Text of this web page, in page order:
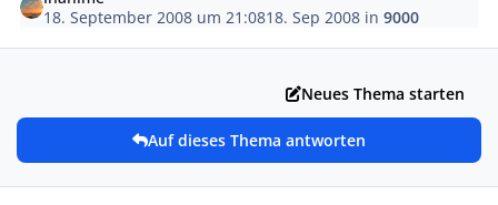
18. September 2008 um 21:0818. Sep 2008 in9000
Neues Thema starten
Auf dieses Thema antworten